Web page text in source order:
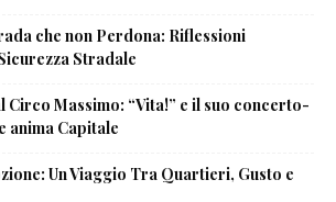
che non Perdona: Riflessioni
Stradale
Circo Massimo: “Vita!” e il suo concerto-
anima Capitale
Un Viaggio Tra Quartieri, Gusto e